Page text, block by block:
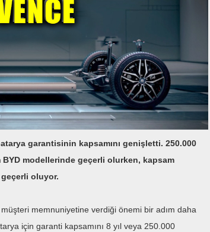
garantisinin kapsamını genişletti. 250.000
BYD modellerinde geçerli olurken, kapsam
oluyor.
memnuniyetine verdiği önemi bir adım daha
için garanti kapsamını 8 yıl veya 250.000